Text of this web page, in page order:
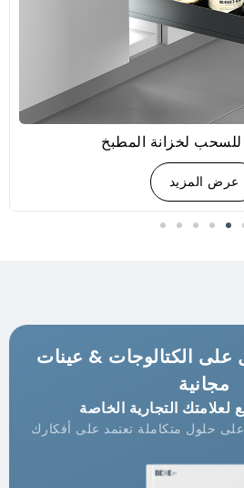
لخزانة المطبخ
الكتالوجات & عينات
التجارية الخاصة
متكاملة تعتمد على أفكارك